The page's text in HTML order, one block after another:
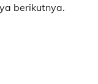
berikutnya.